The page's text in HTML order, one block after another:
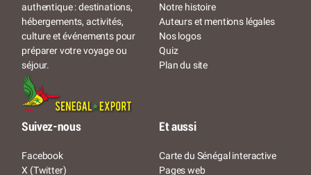
authentique : destinations,
hébergements, activités,
culture et événements pour
préparer votre voyage ou
séjour.
Notre histoire
Auteurs et mentions légales
Nos logos
Quiz
Plan du site
Suivez-nous
Facebook
X (Twitter)
Et aussi
Carte du Sénégal interactive
Pages web